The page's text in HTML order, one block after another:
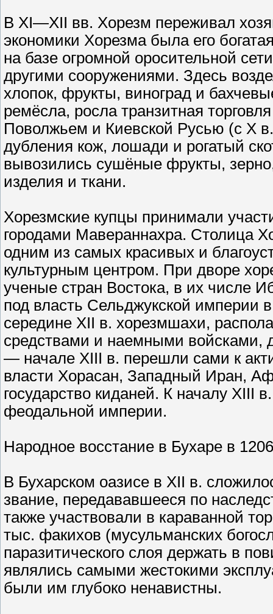
В XI—XII вв. Хорезм переживал
экономики Хорезма была его
на базе огромной оросительной
другими сооружениями. Здесь
хлопок, фрукты, виноград и
ремёсла, росла транзитная
Поволжьем и Киевской Русью (с X
дубления кож, лошади и рогатый
вывозились сушёные фрукты,
изделия и ткани.
Хорезмские купцы принимали
городами Мавераннахра. Столица
одним из самых красивых и
культурным центром. При дворе
ученые стран Востока, в их числе
под власть Сельджукской империи
середине XII в. хорезмшахи,
средствами и наемными войсками,
— начале XIII в. перешли сами к
власти Хорасан, Западный Иран,
государство киданей. К началу XIII
феодальной империи.
Народное восстание в Бухаре в
В Бухарском оазисе в XII в.
звание, передававшееся по
также участвовали в караванной
тыс. факихов (мусульманских
паразитического слоя держать в
являлись самыми жестокими
были им глубоко ненавистны.